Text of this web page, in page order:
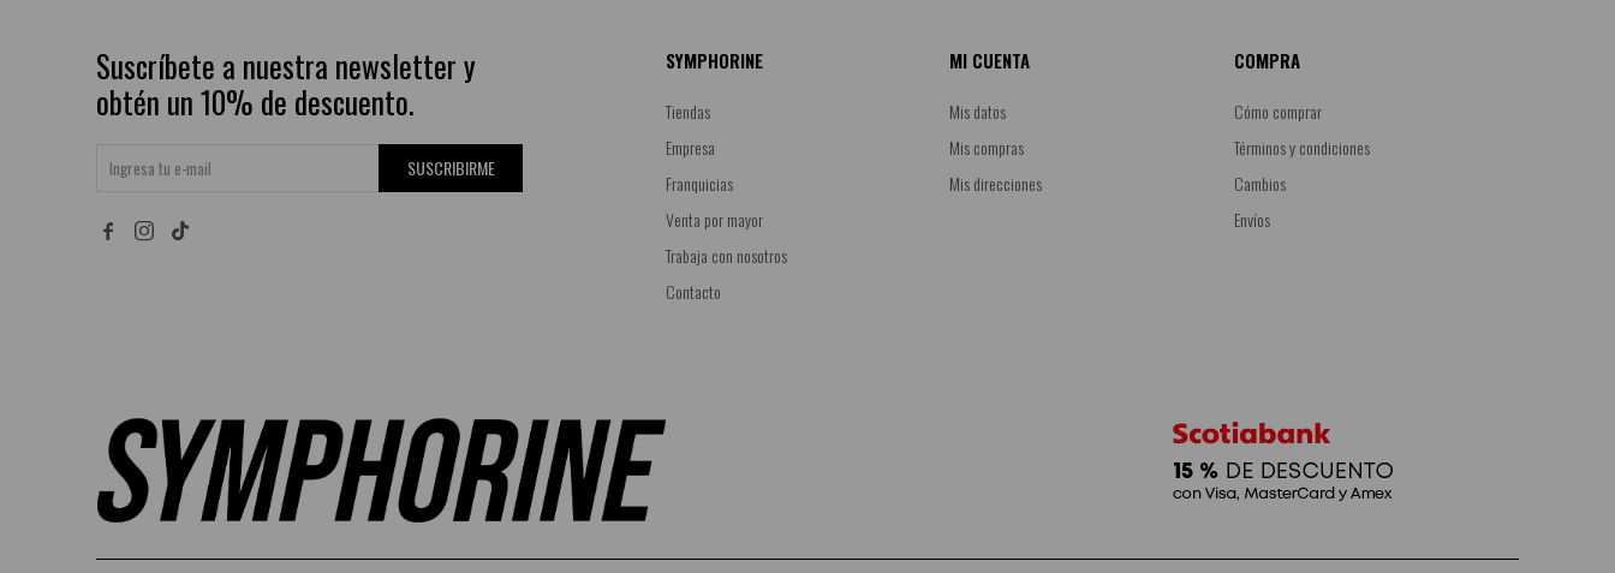
Suscríbete a nuestra newsletter y
obtén un 10% de descuento.
SUSCRIBIRME
 
SYMPHORINE
Tiendas
Empresa
Franquicias
Venta por mayor
Trabaja con nosotros
Contacto
MI CUENTA
Mis datos
Mis compras
Mis direcciones
COMPRA
Cómo comprar
Términos y condiciones
Cambios
Envíos